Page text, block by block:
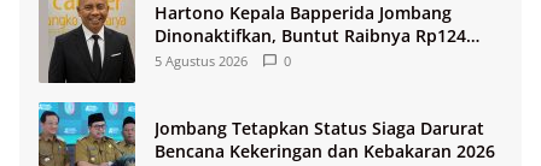
Hartono Kepala Bapperida Jombang
Dinonaktifkan, Buntut Raibnya Rp124
Miliar Kas KPRI Sejahtera
5 Agustus 2026 0
Jombang Tetapkan Status Siaga Darurat
Bencana Kekeringan dan Kebakaran 2026